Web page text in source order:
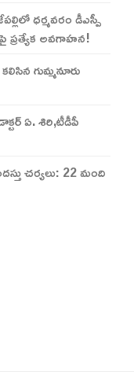
ధర్మవరం డీఎస్పీ
ప్రత్యేక అవగాహన!
గుమ్మనూరు
ఏ. శిరి,టీడీపీ
చర్యలు: 22 మంది